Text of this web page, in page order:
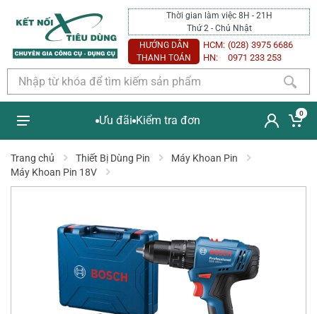
Thời gian làm việc 8H - 21H
Thứ 2 - Chủ Nhật
HƯỚNG DẪN
THANH TOÁN
HCM: (028) 3975 6686
HN:
0971 233 253
Ưu đãi Kiểm tra đơn
0
Trang chủ Thiết Bị Dùng Pin
Máy Khoan Pin
Máy Khoan Pin 18V